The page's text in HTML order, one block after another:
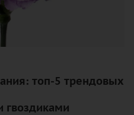
топ-5 трендовых
гвоздиками